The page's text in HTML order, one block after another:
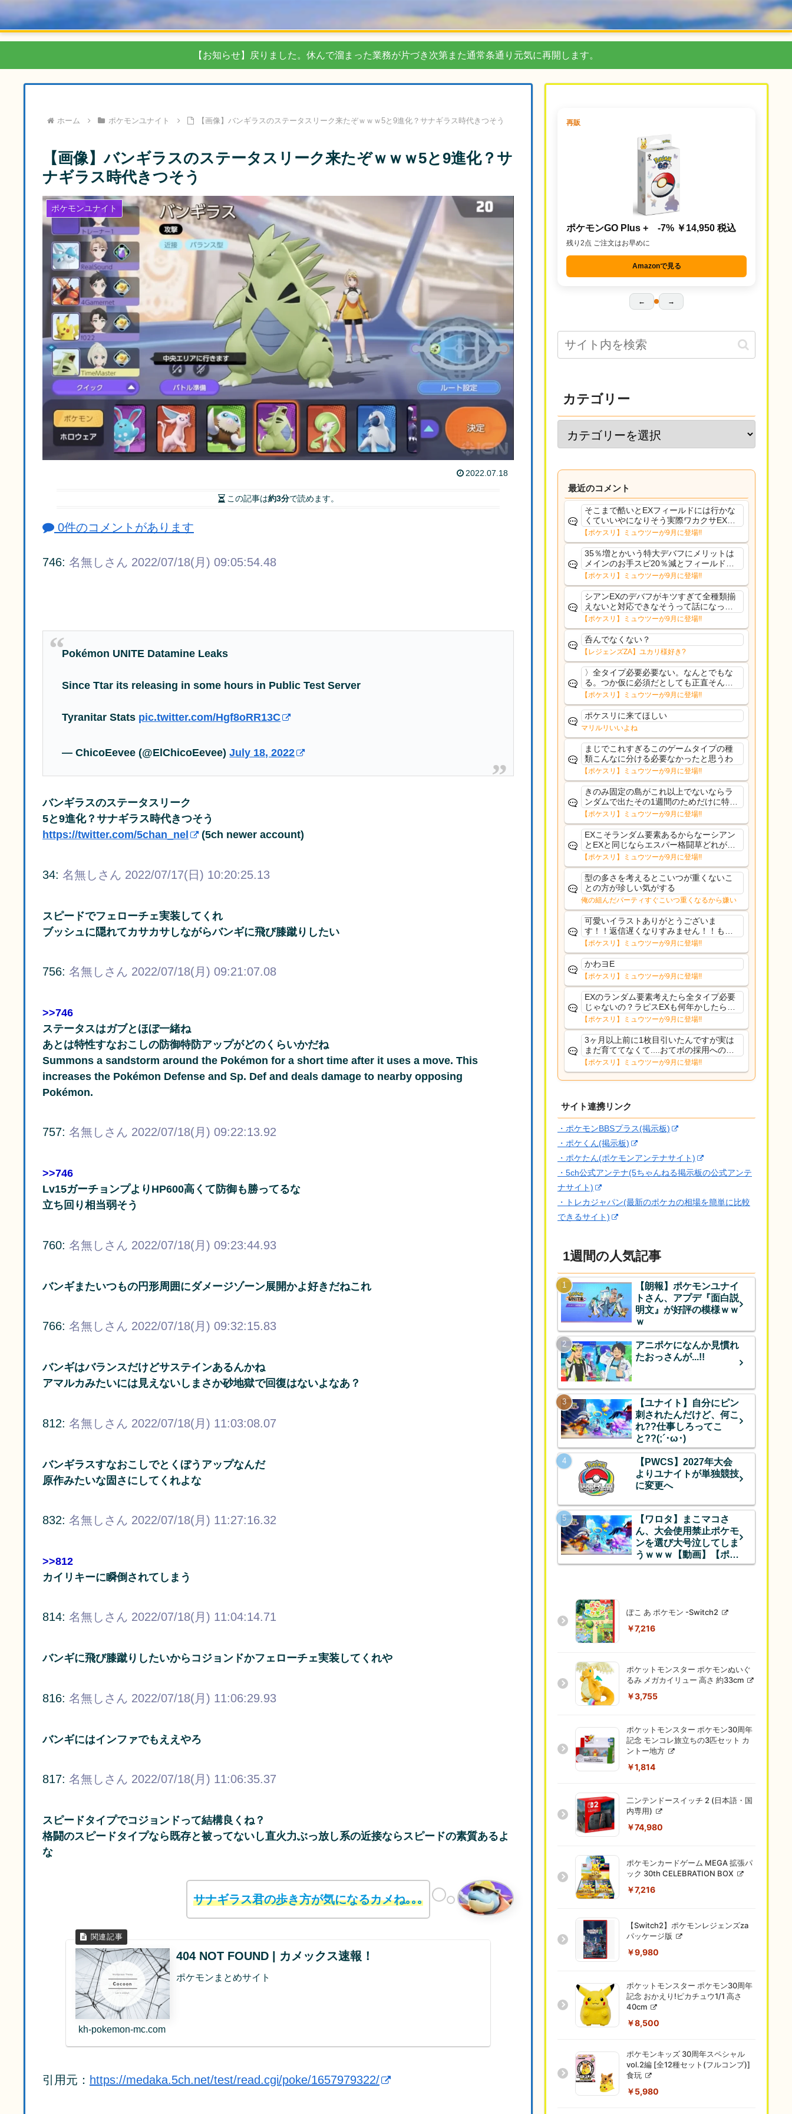
【お知らせ】戻りました。休んで溜まった業務が片づき次第また通常条通り元気に再開します。
ホーム ポケモンユナイト 【画像】バンギラスのステータスリーク来たぞｗｗｗ5と9進化？サナギラス時代きつそう
【画像】バンギラスのステータスリーク来たぞｗｗｗ5と9進化？サ
ナギラス時代きつそう
ポケモンユナイト
2022.07.18
この記事は約3分で読めます。
0件のコメントがあります
746: 名無しさん 2022/07/18(月) 09:05:54.48
Pokémon UNITE Datamine Leaks
Since Ttar its releasing in some hours in Public Test Server
Tyranitar Stats pic.twitter.com/Hgf8oRR13C
— ChicoEevee (@ElChicoEevee)July 18, 2022
バンギラスのステータスリーク
5と9進化？サナギラス時代きつそう
https://twitter.com/5chan_nel
(5ch newer account)
34: 名無しさん 2022/07/17(日) 10:20:25.13
スピードでフェローチェ実装してくれ
ブッシュに隠れてカサカサしながらバンギに飛び膝蹴りしたい
756: 名無しさん 2022/07/18(月) 09:21:07.08
>>746
ステータスはガブとほぼ一緒ね
あとは特性すなおこしの防御特防アップがどのくらいかだね
Summons a sandstorm around the Pokémon for a short time after it uses a move. This
increases the Pokémon Defense and Sp. Def and deals damage to nearby opposing
Pokémon.
757: 名無しさん 2022/07/18(月) 09:22:13.92
>>746
Lv15ガーチョンプよりHP600高くて防御も勝ってるな
立ち回り相当弱そう
760: 名無しさん 2022/07/18(月) 09:23:44.93
バンギまたいつもの円形周囲にダメージゾーン展開かよ好きだねこれ
766: 名無しさん 2022/07/18(月) 09:32:15.83
バンギはバランスだけどサステインあるんかね
アマルカみたいには見えないしまさか砂地獄で回復はないよなあ？
812: 名無しさん 2022/07/18(月) 11:03:08.07
バンギラスすなおこしでとくぼうアップなんだ
原作みたいな固さにしてくれよな
832: 名無しさん 2022/07/18(月) 11:27:16.32
>>812
カイリキーに瞬倒されてしまう
814: 名無しさん 2022/07/18(月) 11:04:14.71
バンギに飛び膝蹴りしたいからコジョンドかフェローチェ実装してくれや
816: 名無しさん 2022/07/18(月) 11:06:29.93
バンギにはインファでもええやろ
817: 名無しさん 2022/07/18(月) 11:06:35.37
スピードタイプでコジョンドって結構良くね？
格闘のスピードタイプなら既存と被ってないし直火力ぶっ放し系の近接ならスピードの素質あるよ
な
サナギラス君の歩き方が気になるカメね｡｡｡
404 NOT FOUND | カメックス速報！
ポケモンまとめサイト
kh-pokemon-mc.com
引用元： https://medaka.5ch.net/test/read.cgi/poke/1657979322/
再販
ポケモンGO Plus + -7% ￥14,950 税込
残り2点 ご注文はお早めに
Amazonで見る
← →
カテゴリー
最近のコメント
そこまで酷いとEXフィールドには行かな
くていいやになりそう実際ワカクサEXで
さえあんまり行ってないや
【ポケスリ】ミュウツーが9月に登場!!
35％増とかいう特大デバフにメリットは
メインのお手スピ20％減とフィールド効
果のみフェアリーノーマルとか引いたら
まともに料理も作れないし終わり控えめ
に言ってカス
【ポケスリ】ミュウツーが9月に登場!!
シアンEXのデバフがキツすぎて全種類揃
えないと対応できなそうって話になって
るわ
【ポケスリ】ミュウツーが9月に登場!!
呑んでなくない？
【レジェンズZA】ユカリ様好き?
〉全タイプ必要必要ない。なんとでもな
る。つか仮に必須だとしても正直そんな
もんに付き合う気は無い。運営は時間の
リソースを甘く見すぎなのよ。ポケスリ
やったことないやろうなと思ってる。〉
ラピスEX最短二年後...
【ポケスリ】ミュウツーが9月に登場!!
ポケスリに来てほしい
マリルリいいよね
まじでこれすぎるこのゲームタイプの種
類こんなに分ける必要なかったと思うわ
【ポケスリ】ミュウツーが9月に登場!!
きのみ固定の島がこれ以上でないならラ
ンダムで出たその1週間のためだけに特定
のタイプにリソース割くのなんだかむな
しい気がするわ出番がないってわけじゃ
ないから無駄ではないんだけど
【ポケスリ】ミュウツーが9月に登場!!
EXこそランダム要素あるからなーシアン
とEXと同じならエスパー格闘草どれが事
前に来るか分からんから、積む必要があ
るミュウツーは使いにくくね？って思っ
た
【ポケスリ】ミュウツーが9月に登場!!
型の多さを考えるとこいつが重くないこ
との方が珍しい気がする
俺の組んだパーティすぐこいつ重くなるから嫌い
可愛いイラストありがとうございま
す！！返信遅くなりすみません！！もう
少ししたら通常再開できます！
【ポケスリ】ミュウツーが9月に登場!!
かわヨE
【ポケスリ】ミュウツーが9月に登場!!
EXのランダム要素考えたら全タイプ必要
じゃないの？ラピスEXも何年かしたら来
るだろうし後から厳選したい育てたいっ
て思ってもどうにもならないのがこのゲ
ームだしな
【ポケスリ】ミュウツーが9月に登場!!
3ヶ月以上前に1枚目引いたんですが実は
まだ育ててなくて....おてボの採用への影
響は勉強になります。ありがとうござい
ますオイルはだいぶ強めのABBレントラ
ーいて芋の方が不安なんで1枚目にしよう
【ポケスリ】ミュウツーが9月に登場!!
サイト連携リンク
・ポケモンBBSプラス(掲示板)
・ポケくん(掲示板)
・ポケたん(ポケモンアンテナサイト)
・5ch公式アンテナ(5ちゃんねる掲示板の公式アンテ
ナサイト)
・トレカジャパン(最新のポケカの相場を簡単に比較
できるサイト)
1週間の人気記事
【朗報】ポケモンユナイ
トさん、アプデ『面白説
明文』が好評の模様ｗｗ
ｗ
アニポケになんか見慣れ
たおっさんが...!!
【ユナイト】自分にピン
刺されたんだけど、何こ
れ??仕事しろってこ
と??(;´･ω･)
【PWCS】2027年大会
よりユナイトが単独競技
に変更へ
【ワロタ】まこマコさ
ん、大会使用禁止ポケモ
ンを選び大号泣してしま
うｗｗｗ【動画】【ポケ
モンユナイト】
ぽこ あ ポケモン -Switch2
￥7,216
ポケットモンスター ポケモンぬいぐ
るみ メガカイリュー 高さ 約33cm
￥3,755
ポケットモンスター ポケモン30周年
記念 モンコレ旅立ちの3匹セット カ
ントー地方
￥1,814
二ンテンドースイッチ 2 (日本語・国
内専用)
￥74,980
ポケモンカードゲーム MEGA 拡張パ
ック 30th CELEBRATION BOX
￥7,216
【Switch2】ポケモンレジェンズza
パッケージ版
￥9,980
ポケットモンスター ポケモン30周年
記念 おかえり!ピカチュウ1/1 高さ
40cm
￥8,500
ポケモンキッズ 30周年スペシャル
vol.2編 [全12種セット(フルコンプ)]
食玩
￥5,980